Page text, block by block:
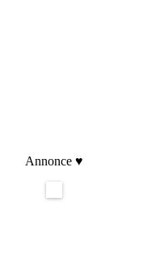
Annonce ♥